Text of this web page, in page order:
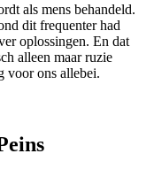
als mens behandeld.
dit frequenter had
oplossingen. En dat
alleen maar ruzie
voor ons allebei.